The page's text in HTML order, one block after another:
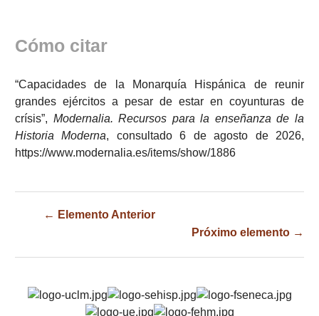
Cómo citar
“Capacidades de la Monarquía Hispánica de reunir
grandes ejércitos a pesar de estar en coyunturas de
crísis”, Modernalia. Recursos para la enseñanza de la
Historia Moderna, consultado 6 de agosto de 2026,
https://www.modernalia.es/items/show/1886
← Elemento Anterior
Próximo elemento →